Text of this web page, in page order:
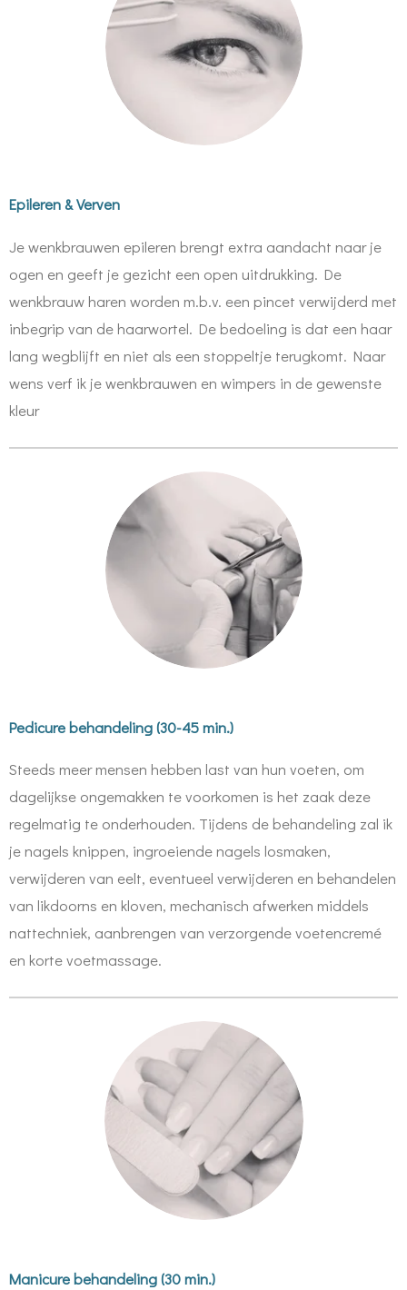
Epileren & Verven
Je wenkbrauwen epileren brengt extra aandacht naar je
ogen en geeft je gezicht een open uitdrukking. De
wenkbrauw haren worden m.b.v. een pincet verwijderd met
inbegrip van de haarwortel. De bedoeling is dat een haar
lang wegblijft en niet als een stoppeltje terugkomt. Naar
wens verf ik je wenkbrauwen en wimpers in de gewenste
kleur
Pedicure behandeling (30-45 min.)
Steeds meer mensen hebben last van hun voeten, om
dagelijkse ongemakken te voorkomen is het zaak deze
regelmatig te onderhouden. Tijdens de behandeling zal ik
je nagels knippen, ingroeiende nagels losmaken,
verwijderen van eelt, eventueel verwijderen en behandelen
van likdoorns en kloven, mechanisch afwerken middels
nattechniek, aanbrengen van verzorgende voetencremé
en korte voetmassage.
Manicure behandeling (30 min.)